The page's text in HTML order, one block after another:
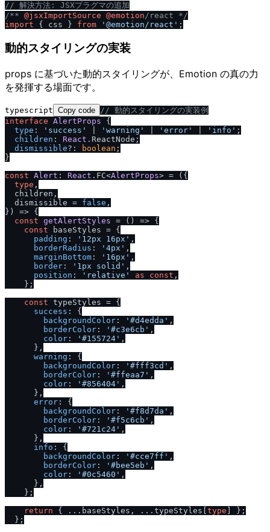
// 解決方法: JSXプラグマの追加
/** @jsxImportSource @emotion/ react */
import { css } from '@emotion/ react'
動的スタイリングの実装
props に基づいた動的スタイリングが、Emotion の真の力
を発揮する場面です。
typescript Copy code / / 動的スタイリングの実装例
interface AlertProps {
type : 'success' 'warning' 'error' 'info' ;
children : React . ReactNode ;
dismissible?: boolean ;
}
const Alert : React . FC<AlertProps> = ( {
type ,
  children,
  dismissible =
false ,
} ) => {
const getAlertStyles = ( ) => {
const baseStyles = {
padding : '12px 16px' ,
borderRadius : '4px' ,
marginBottom : '16px' ,
border : '1px solid' ,
position : 'relative' as const ,
    };
const typeStyles = {
success : {
backgroundColor : '#d4edda' ,
borderColor : '#c3e6cb' ,
color : '#155724' ,
      },
warning : {
backgroundColor : '#fff3cd' ,
borderColor : '#ffeaa7' ,
color : '#856404' ,
      },
error : {
backgroundColor : '#f8d7da' ,
borderColor : '#f5c6cb' ,
color : '#721c24' ,
      },
info : {
backgroundColor : '#cce7ff' ,
borderColor : '#bee5eb' ,
color : '#0c5460' ,
      },
    };
return { ...baseStyles, ...typeStyles[type ] };
  };